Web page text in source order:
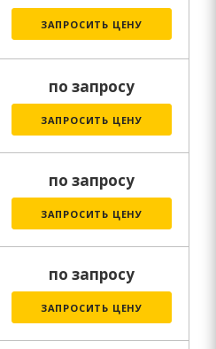
ЗАПРОСИТЬ ЦЕНУ
по запросу
ЗАПРОСИТЬ ЦЕНУ
по запросу
ЗАПРОСИТЬ ЦЕНУ
по запросу
ЗАПРОСИТЬ ЦЕНУ